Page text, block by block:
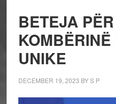
BETEJA PËR
UNIKE
DECEMBER 19, 2023 BYS P